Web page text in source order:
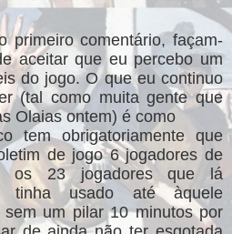
primeiro comentário, façam-
aceitar que eu percebo um
do jogo. O que eu continuo
(tal como muita gente que
Olaias ontem) é como
tem obrigatoriamente que
de jogo 6 jogadores de
os 23 jogadores que lá
tinha usado até àquele
um pilar 10 minutos por